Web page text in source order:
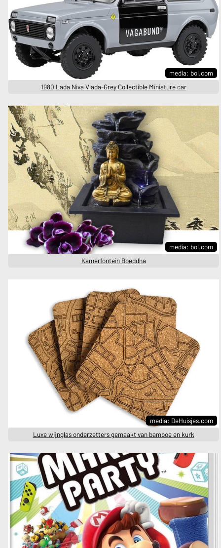
media: bol.com
1980 Lada Niva Vlada-Grey Collectible Miniature car
media: bol.com
Kamerfontein Boeddha
media: DeHuisjes.com
Luxe wijnglas onderzetters gemaakt van bamboe en kurk